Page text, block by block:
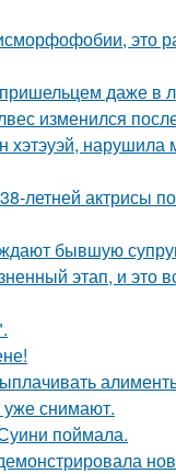
это
даже в
изменился
нарушила
актрисы
бывшую
этап, и это
снимают.
поймала.